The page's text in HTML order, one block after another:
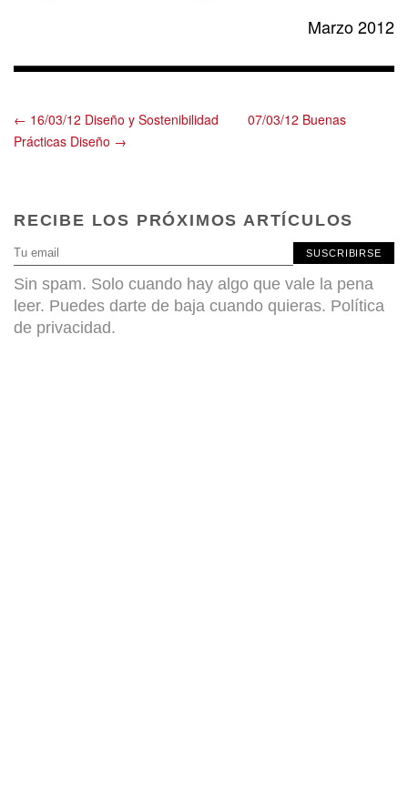
Marzo 2012
← 16/03/12 Diseño y Sostenibilidad
07/03/12 Buenas
Prácticas Diseño →
RECIBE LOS PRÓXIMOS ARTÍCULOS
SUSCRIBIRSE
Sin spam. Solo cuando hay algo que vale la pena
leer. Puedes darte de baja cuando quieras. Política
de privacidad.